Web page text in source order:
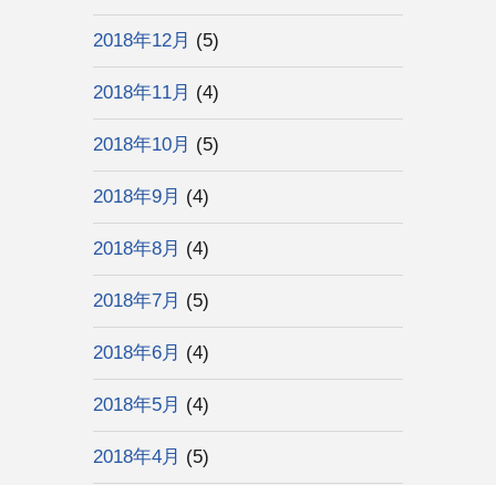
2018年12月 (5)
2018年11月 (4)
2018年10月 (5)
2018年9月 (4)
2018年8月 (4)
2018年7月 (5)
2018年6月 (4)
2018年5月 (4)
2018年4月 (5)